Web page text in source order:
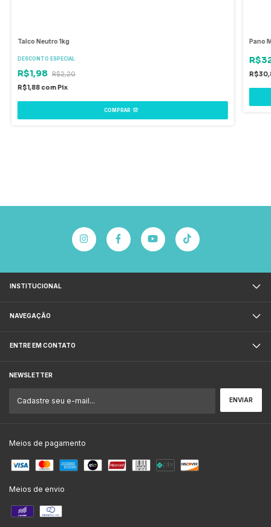
Talco Neutro 1kg
DESCONTO ESPECIAL
R$1,98 R$2,20
R$1,88comPix
Pano
INSTITUCIONAL
NAVEGAÇÃO
ENTRE EM CONTATO
NEWSLETTER
Meios de pagamento
Meios de envio